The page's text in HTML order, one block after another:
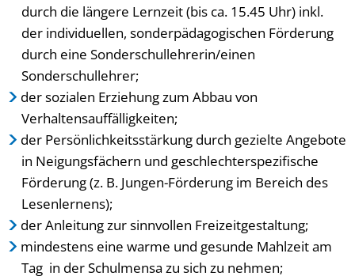
durch die längere Lernzeit (bis ca. 15.45 Uhr) inkl.
der individuellen, sonderpädagogischen Förderung
durch eine Sonderschullehrerin/einen
Sonderschullehrer;
der sozialen Erziehung zum Abbau von
Verhaltensauffälligkeiten;
der Persönlichkeitsstärkung durch gezielte Angebote
in Neigungsfächern und geschlechterspezifische
Förderung (z. B. Jungen-Förderung im Bereich des
Lesenlernens);
der Anleitung zur sinnvollen Freizeitgestaltung;
mindestens eine warme und gesunde Mahlzeit am
Tag in der Schulmensa zu sich zu nehmen;